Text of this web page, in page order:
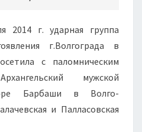
г. ударная группа
г.Волгограда в
с паломническим
мужской
Барбаши в Волго-
и Палласовская